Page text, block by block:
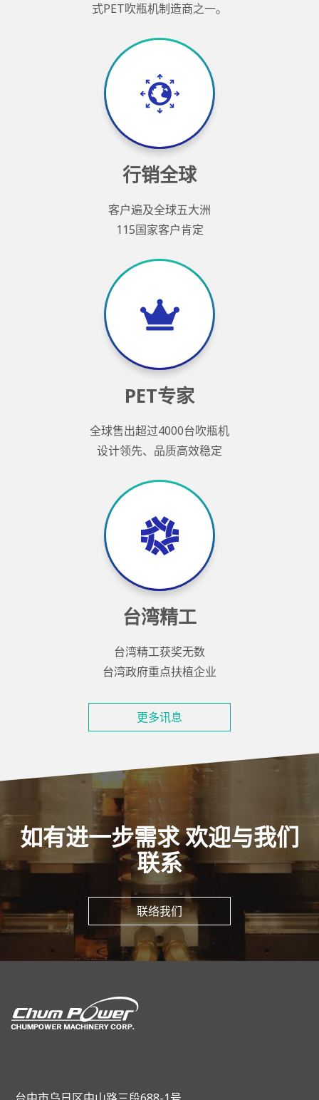
式PET吹瓶机制造商之一。
行销全球
客户遍及全球五大洲
115国家客户肯定
PET专家
全球售出超过4000台吹瓶机
设计领先、品质高效稳定
台湾精工
台湾精工获奖无数
台湾政府重点扶植企业
更多讯息
如有进一步需求 欢迎与我们
联系
联络我们